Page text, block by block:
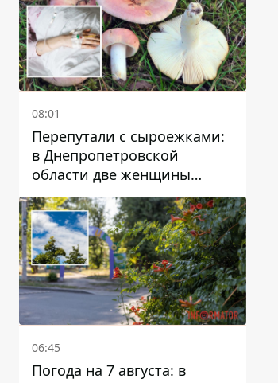
08:01
Перепутали с сыроежками:
в Днепропетровской
области две женщины
отравились грибами
06:45
Погода на 7 августа: в